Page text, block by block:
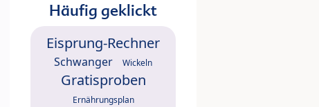
Häufig geklickt
Eisprung-Rechner
Schwanger Wickeln
Gratisproben
Ernährungsplan